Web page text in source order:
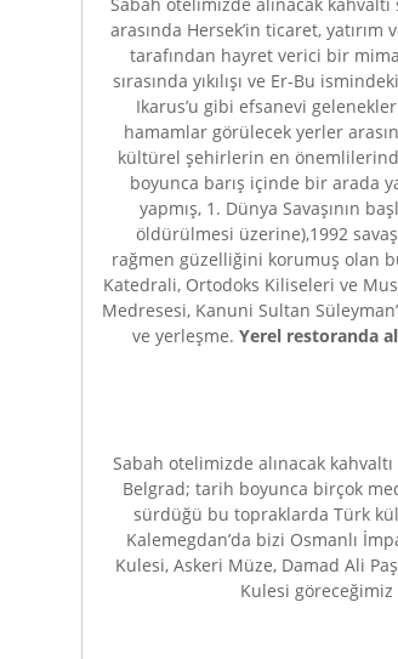
arasında Hersek’in ticaret,
tarafından hayret verici bir
sırasında yıkılışı ve Er-Bu
Ikarus’u gibi efsanevi
hamamlar görülecek yerler
kültürel şehirlerin en
boyunca barış içinde bir arada
yapmış, 1. Dünya Savaşının
öldürülmesi üzerine),1992
rağmen güzelliğini korumuş olan
Katedrali, Ortodoks Kiliseleri ve
Medresesi, Kanuni Sultan
ve yerleşme. Yerel restoranda
Sabah otelimizde alınacak
Belgrad; tarih boyunca birçok
sürdüğü bu topraklarda Türk
Kalemegdan’da bizi Osmanlı
Kulesi, Askeri Müze, Damad Ali
Kulesi